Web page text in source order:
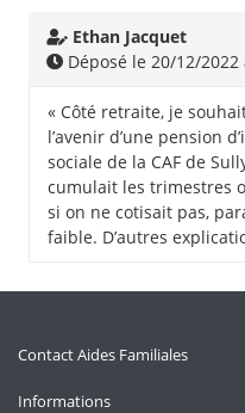
Ethan Jacquet
Déposé le 20/12/2022
« Côté retraite, je
l’avenir d’une pension
sociale de la CAF de
cumulait les trimestres
si on ne cotisait pas,
faible. D’autres
Contact Aides Familiales
Informations